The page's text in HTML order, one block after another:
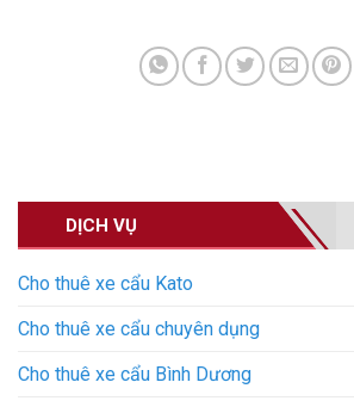
DỊCH VỤ
Cho thuê xe cẩu Kato
Cho thuê xe cẩu chuyên dụng
Cho thuê xe cẩu Bình Dương